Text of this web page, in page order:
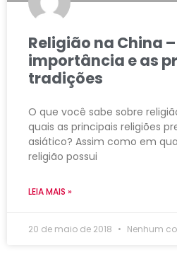
Religião na China
importância e as
tradições
O que você sabe sobre
quais as principais religiões
asiático? Assim como em
religião possui
LEIA MAIS »
20 de maio de 2018 Nenhum